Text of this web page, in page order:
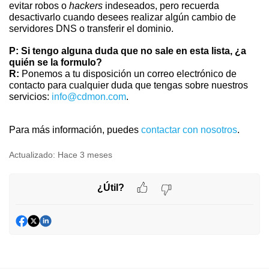
evitar robos o hackers indeseados, pero recuerda
desactivarlo cuando desees realizar algún cambio de
servidores DNS o transferir el dominio.
P: Si tengo alguna duda que no sale en esta lista, ¿a
quién se la formulo?
R: Ponemos a tu disposición un correo electrónico de
contacto para cualquier duda que tengas sobre nuestros
servicios: info@cdmon.com.
Para más información, puedes contactar con nosotros.
Actualizado: Hace 3 meses
¿Útil?